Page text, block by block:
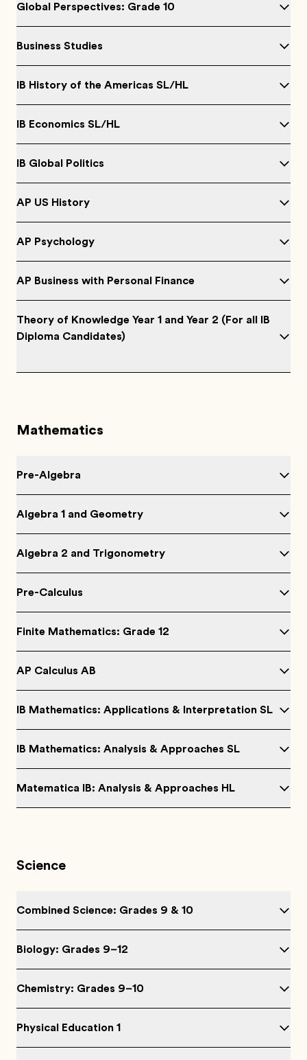
Global Perspectives: Grade 10
Business Studies
IB History of the Americas SL/HL
IB Economics SL/HL
IB Global Politics
AP US History
AP Psychology
AP Business with Personal Finance
Theory of Knowledge Year 1 and Year 2 (For all IB
Diploma Candidates)
Mathematics
Pre-Algebra
Algebra 1 and Geometry
Algebra 2 and Trigonometry
Pre-Calculus
Finite Mathematics: Grade 12
AP Calculus AB
IB Mathematics: Applications & Interpretation SL
IB Mathematics: Analysis & Approaches SL
Matematica IB: Analysis & Approaches HL
Science
Combined Science: Grades 9 & 10
Biology: Grades 9–12
Chemistry: Grades 9–10
Physical Education 1